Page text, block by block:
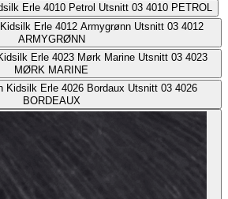
4010 PETROL
4012
ARMYGRØNN
4023
MØRK MARINE
4026
BORDEAUX